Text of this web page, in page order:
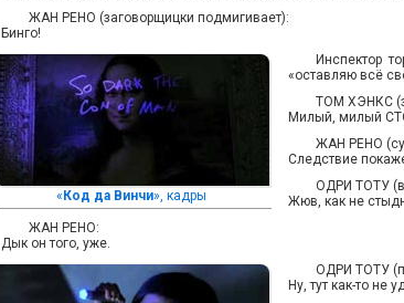
ЖАН РЕНО (заговорщицки подмигивает):
Бинго!
« Код да Винчи», кадры
Инспектор
«оставляю всё
ТОМ ХЭНКС
Милый, милый
ЖАН РЕНО
Следствие
ОДРИ ТОТУ
Жюв, как не
ЖАН РЕНО:
Дык он того, уже.
ОДРИ ТОТУ
Ну, тут как-то не